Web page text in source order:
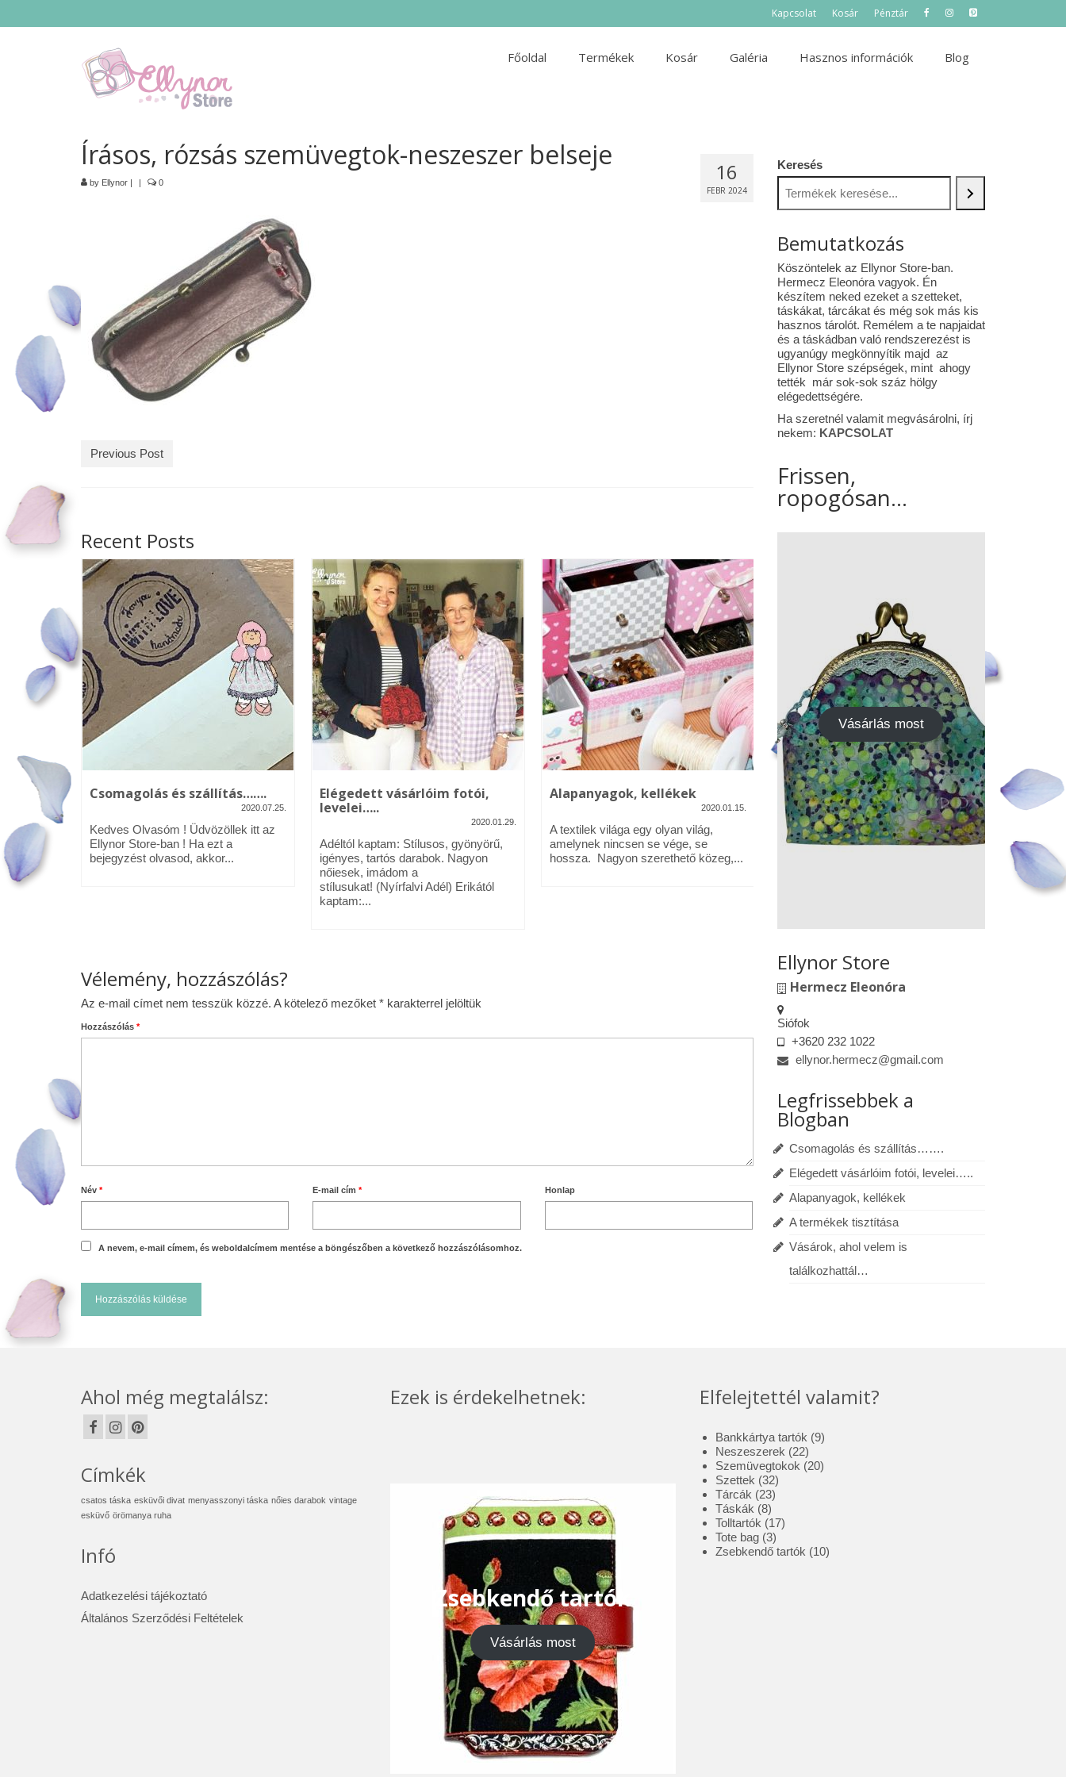
Kapcsolat Kosár Pénztár
Főoldal Termékek Kosár Galéria Hasznos információk Blog
16
FEBR 2024
Írásos, rózsás szemüvegtok-neszeszer belseje
by Ellynor | | 0
Previous Post
Recent Posts
– Üdv
2020.01.09.
Ellynor
Csomagolás és szállítás…….
2020.07.25.
Kedves Olvasóm ! Üdvözöllek itt az
Ellynor Store-ban ! Ha ezt a
bejegyzést olvasod, akkor...
Elégedett vásárlóim fotói,
levelei…..
2020.01.29.
Adéltól kaptam: Stílusos, gyönyörű,
igényes, tartós darabok. Nagyon
nőiesek, imádom a
stílusukat! (Nyírfalvi Adél) Erikától
kaptam:...
Alapanyagok, kellékek
2020.01.15.
A textilek világa egy olyan világ,
amelynek nincsen se vége, se
hossza. Nagyon szerethető közeg,...
A termékek tisztítása
2020.01.13.
Alapanyagok: Tilda pamutvászon,
designer pamutvászon, lenvászon,
Kedves
Vélemény, hozzászólás?
Az e-mail címet nem tesszük közzé. A kötelező mezőket * karakterrel jelöltük
Hozzászólás *
Név * E-mail cím* Honlap
A nevem, e-mail címem, és weboldalcímem mentése a böngészőben a következő hozzászólásomhoz.
Keresés
Bemutatkozás
Köszöntelek az Ellynor Store-ban.
Hermecz Eleonóra vagyok. Én
készítem neked ezeket a szetteket,
táskákat, tárcákat és még sok más kis
hasznos tárolót. Remélem a te napjaidat
és a táskádban való rendszerezést is
ugyanúgy megkönnyítik majd az
Ellynor Store szépségek, mint ahogy
tették már sok-sok száz hölgy
elégedettségére.
Ha szeretnél valamit megvásárolni, írj
nekem: KAPCSOLAT
Frissen,
ropogósan...
Vásárlás most
Ellynor Store
Hermecz Eleonóra
Siófok
+3620 232 1022
ellynor.hermecz@gmail.com
Legfrissebbek a
Blogban
Csomagolás és szállítás…….
Elégedett vásárlóim fotói, levelei…..
Alapanyagok, kellékek
A termékek tisztítása
Vásárok, ahol velem is
találkozhattál…
Ahol még megtalálsz:
Címkék
csatos táska esküvői divat menyasszonyi táska nőies darabok vintage
esküvő örömanya ruha
Infó
Adatkezelési tájékoztató
Általános Szerződési Feltételek
Ezek is érdekelhetnek:
Zsebkendő tartók
Vásárlás most
Elfelejtettél valamit?
Bankkártya tartók 99
Neszeszerek 2222
termék
Szemüvegtokok 2020
Szettek 3232
termék
Tárcák 2323
termék
Táskák 88
termék
Tolltartók 1717
Tote bag 33
termék
Zsebkendő tartók 1010